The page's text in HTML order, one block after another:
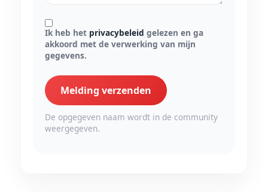
Ik heb het privacybeleid gelezen en ga
akkoord met de verwerking van mijn
gegevens.
Melding verzenden
De opgegeven naam wordt in de community
weergegeven.